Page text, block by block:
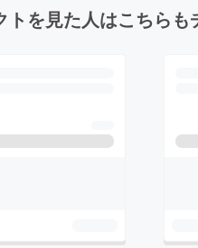
トを見た人はこちら